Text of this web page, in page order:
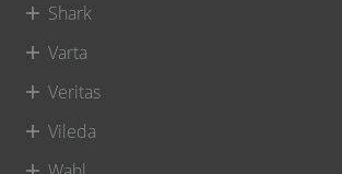
Shark
Varta
Veritas
Vileda